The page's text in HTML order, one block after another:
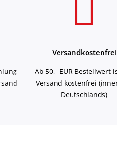
Versandkostenfrei
Ab 50,- EUR Bestellwert
Versand kostenfrei
Deutschlands)